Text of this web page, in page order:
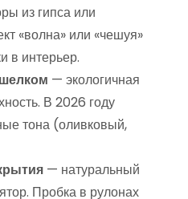
из гипса или
«волна» или «чешуя»
в интерьер.
— экологичная
В 2026 году
тона (оливковый,
— натуральный
Пробка в рулонах